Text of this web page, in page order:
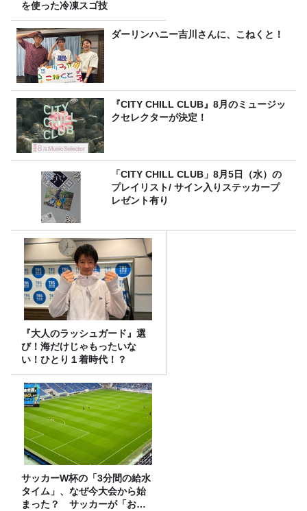
を使った冷凍スゴ技
ダーリンハニー吉川さんに、こねくと！
『CITY CHILL CLUB』8月のミュージッ
クセレクターが決定！
「CITY CHILL CLUB」8月5日（水）の
プレイリスト/ サイン入りステッカープ
レゼント有り
『大人のラッシュガード』選
び！海だけじゃもったいな
い！ひとり１着時代！？
サッカーW杯の「3分間の給水
タイム」、なぜ今大会から始
まった？ サッカーが「お